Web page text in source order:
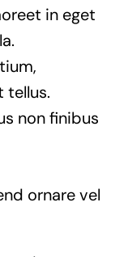
in eget
tellus.
non finibus
ornare vel